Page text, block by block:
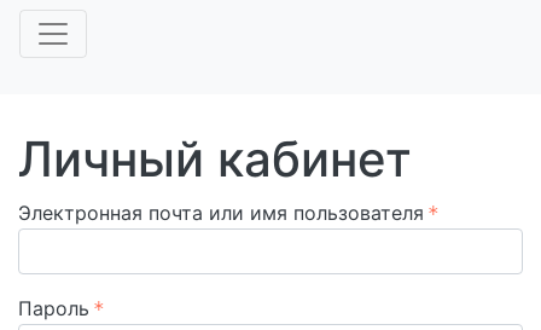
Личный кабинет
Электронная почта или имя пользователя
Пароль